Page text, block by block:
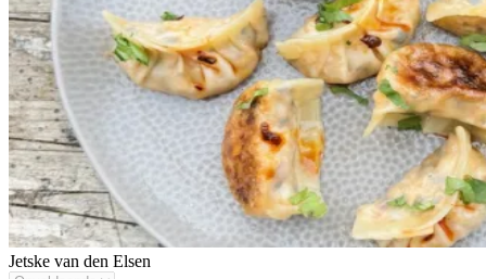
Jetske van den Elsen